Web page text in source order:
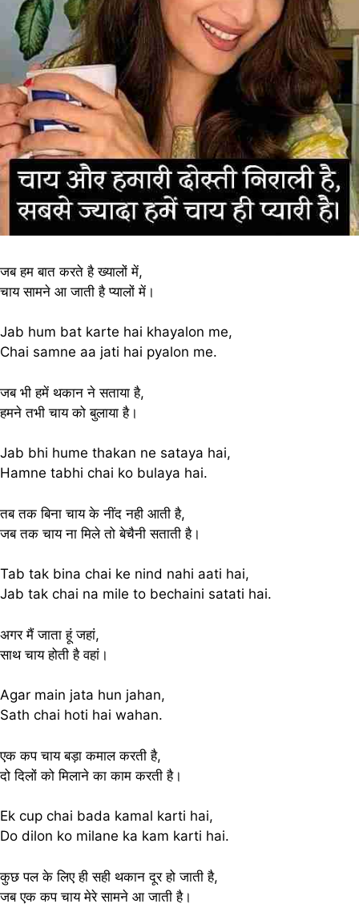
जब हम बात करते है ख्यालों में,
चाय सामने आ जाती है प्यालों में।
Jab hum bat karte hai khayalon me,
Chai samne aa jati hai pyalon me.
जब भी हमें थकान ने सताया है,
हमने तभी चाय को बुलाया है।
Jab bhi hume thakan ne sataya hai,
Hamne tabhi chai ko bulaya hai.
तब तक बिना चाय के नींद नही आती है,
जब तक चाय ना मिले तो बेचैनी सताती है।
Tab tak bina chai ke nind nahi aati hai,
Jab tak chai na mile to bechaini satati hai.
अगर मैं जाता हूं जहां,
साथ चाय होती है वहां।
Agar main jata hun jahan,
Sath chai hoti hai wahan.
एक कप चाय बड़ा कमाल करती है,
दो दिलों को मिलाने का काम करती है।
Ek cup chai bada kamal karti hai,
Do dilon ko milane ka kam karti hai.
कुछ पल के लिए ही सही थकान दूर हो जाती है,
जब एक कप चाय मेरे सामने आ जाती है।